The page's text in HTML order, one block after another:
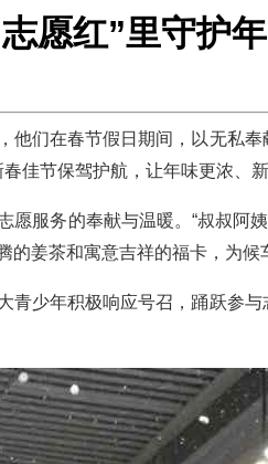
愿红”里守护
在春节假日期间，以无私奉
佳节保驾护航，让年味更浓、新
务的奉献与温暖。“叔叔阿
姜茶和寓意吉祥的福卡，为候
年积极响应号召，踊跃参与